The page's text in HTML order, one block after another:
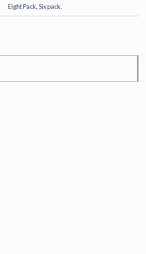
Eight Pack,Six pack.